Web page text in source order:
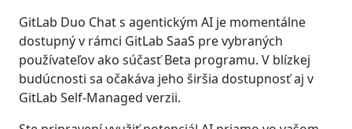
GitLab Duo Chat s agentickým AI je momentálne
dostupný v rámci GitLab SaaS pre vybraných
používateľov ako súčasť Beta programu. V blízkej
budúcnosti sa očakáva jeho širšia dostupnosť aj v
GitLab Self-Managed verzii.